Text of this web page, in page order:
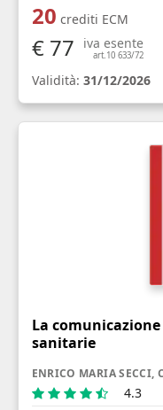
20 crediti ECM
€ 77 iva esente
art.10 633/72
Validità: 31/12/2026
La
sanitarie
ENRICO MARIA SECCI,
4.3